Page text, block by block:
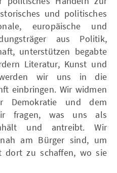
und politisches
europäische und
aus Politik,
unterstützen begabte
Literatur, Kunst und
wir uns in die
einbringen. Wir widmen
Demokratie und dem
fragen, was uns als
und antreibt. Wir
am Bürger sind, um
dort zu schaffen, wo sie